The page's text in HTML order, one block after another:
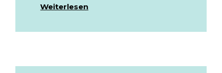
Weiterlesen